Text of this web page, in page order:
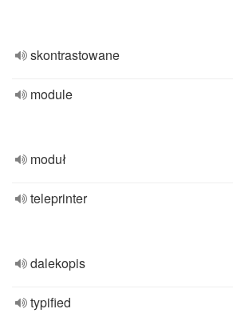
skontrastowane
module
moduł
teleprinter
dalekopis
typified